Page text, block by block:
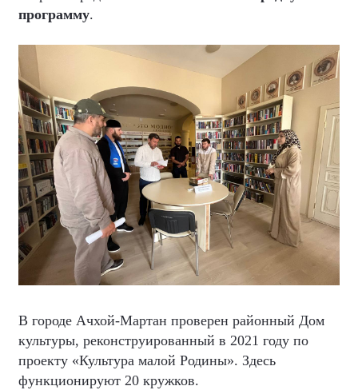
программу.
В городе Ачхой-Мартан проверен районный Дом
культуры, реконструированный в 2021 году по
проекту «Культура малой Родины». Здесь
функционируют 20 кружков.